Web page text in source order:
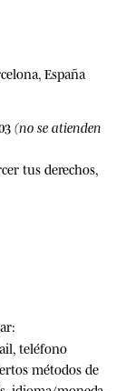
España
(no se atienden
tus derechos,
teléfono
métodos de